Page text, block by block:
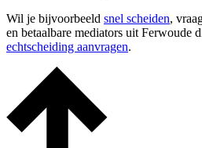
Wil je bijvoorbeeld snel scheiden,
en betaalbare mediators uit Ferwoude
echtscheiding aanvragen.